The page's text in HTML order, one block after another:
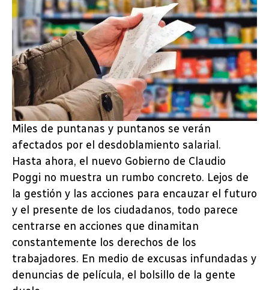
Miles de puntanas y puntanos se verán
afectados por el desdoblamiento salarial.
Hasta ahora, el nuevo Gobierno de Claudio
Poggi no muestra un rumbo concreto. Lejos de
la gestión y las acciones para encauzar el futuro
y el presente de los ciudadanos, todo parece
centrarse en acciones que dinamitan
constantemente los derechos de los
trabajadores. En medio de excusas infundadas y
denuncias de película, el bolsillo de la gente